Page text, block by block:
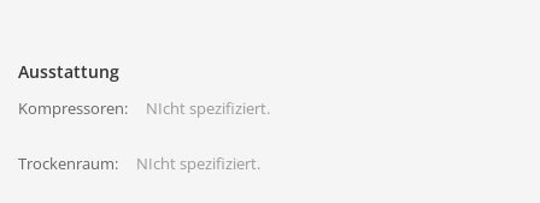
Ausstattung
Kompressoren: NIcht spezifiziert.
Trockenraum: NIcht spezifiziert.